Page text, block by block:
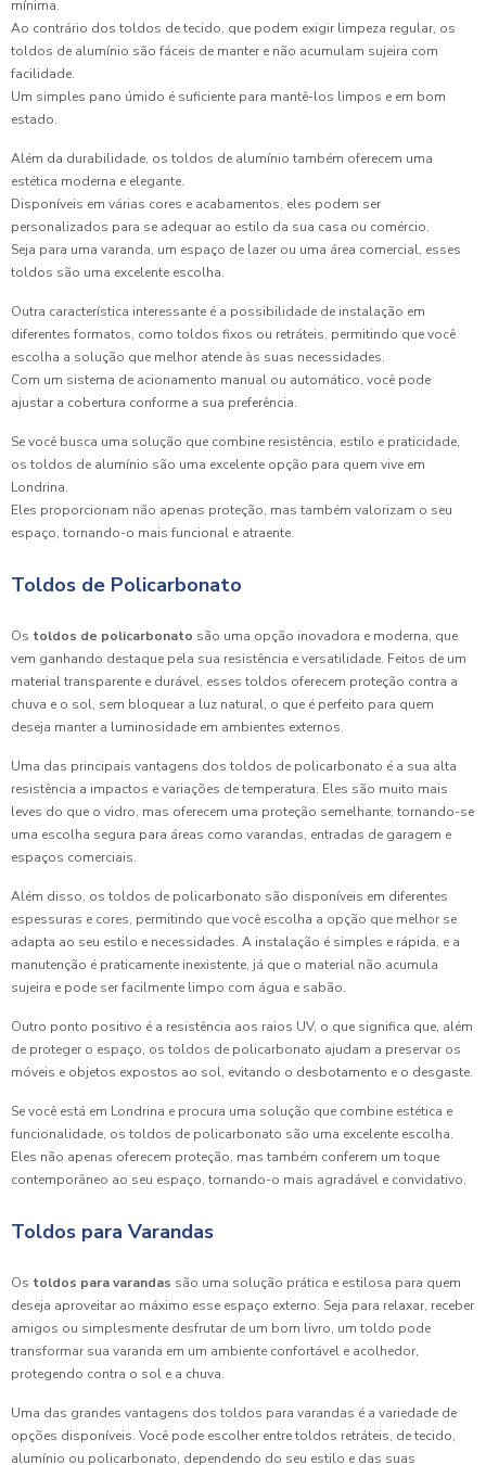
mínima.
Ao contrário dos toldos de tecido, que podem exigir limpeza regular, os
toldos de alumínio são fáceis de manter e não acumulam sujeira com
facilidade.
Um simples pano úmido é suficiente para mantê-los limpos e em bom
estado.
Além da durabilidade, os toldos de alumínio também oferecem uma
estética moderna e elegante.
Disponíveis em várias cores e acabamentos, eles podem ser
personalizados para se adequar ao estilo da sua casa ou comércio.
Seja para uma varanda, um espaço de lazer ou uma área comercial, esses
toldos são uma excelente escolha.
Outra característica interessante é a possibilidade de instalação em
diferentes formatos, como toldos fixos ou retráteis, permitindo que você
escolha a solução que melhor atende às suas necessidades.
Com um sistema de acionamento manual ou automático, você pode
ajustar a cobertura conforme a sua preferência.
Se você busca uma solução que combine resistência, estilo e praticidade,
os toldos de alumínio são uma excelente opção para quem vive em
Londrina.
Eles proporcionam não apenas proteção, mas também valorizam o seu
espaço, tornando-o mais funcional e atraente.
Toldos de Policarbonato
Os toldos de policarbonato são uma opção inovadora e moderna, que
vem ganhando destaque pela sua resistência e versatilidade. Feitos de um
material transparente e durável, esses toldos oferecem proteção contra a
chuva e o sol, sem bloquear a luz natural, o que é perfeito para quem
deseja manter a luminosidade em ambientes externos.
Uma das principais vantagens dos toldos de policarbonato é a sua alta
resistência a impactos e variações de temperatura. Eles são muito mais
leves do que o vidro, mas oferecem uma proteção semelhante, tornando-se
uma escolha segura para áreas como varandas, entradas de garagem e
espaços comerciais.
Além disso, os toldos de policarbonato são disponíveis em diferentes
espessuras e cores, permitindo que você escolha a opção que melhor se
adapta ao seu estilo e necessidades. A instalação é simples e rápida, e a
manutenção é praticamente inexistente, já que o material não acumula
sujeira e pode ser facilmente limpo com água e sabão.
Outro ponto positivo é a resistência aos raios UV, o que significa que, além
de proteger o espaço, os toldos de policarbonato ajudam a preservar os
móveis e objetos expostos ao sol, evitando o desbotamento e o desgaste.
Se você está em Londrina e procura uma solução que combine estética e
funcionalidade, os toldos de policarbonato são uma excelente escolha.
Eles não apenas oferecem proteção, mas também conferem um toque
contemporâneo ao seu espaço, tornando-o mais agradável e convidativo.
Toldos para Varandas
Os toldos para varandas são uma solução prática e estilosa para quem
deseja aproveitar ao máximo esse espaço externo. Seja para relaxar, receber
amigos ou simplesmente desfrutar de um bom livro, um toldo pode
transformar sua varanda em um ambiente confortável e acolhedor,
protegendo contra o sol e a chuva.
Uma das grandes vantagens dos toldos para varandas é a variedade de
opções disponíveis. Você pode escolher entre toldos retráteis, de tecido,
alumínio ou policarbonato, dependendo do seu estilo e das suas